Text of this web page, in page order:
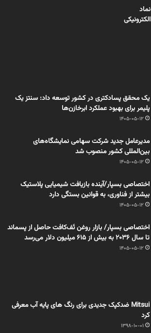
نماد
الکترونیکی
یک محقق پسادکتری در کشور توسعه داد: سنتز یک
پلیمر برای بهبود عملکرد ابرخازن‌ها
1405-05-12
مدیرعامل جدید شرکت سهامی نمایشگاه‌های
بین‌المللی کشور منصوب شد
1405-05-12
اختصاصی بسپار/آینده بازیافت شیمیایی پلاستیک
بیشتر از فناوری، به قوانین بستگی دارد
1405-05-12
اختصاصی بسپار/ بازار روغن تَف‌کافت حاصل از پسماند
تا سال ۲۰۳۶ به بیش از ۶۱۵ میلیون دلار می‌رسد
1405-05-12
Mitsui ضدکپک جدیدی برای رنگ های پایه آب معرفی
کرد
1398-10-01